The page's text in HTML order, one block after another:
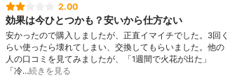
2.00
効果は今ひとつかも？安いから仕方ない
安かったので購入しましたが、正直イマイチでした。3回く
らい使ったら壊れてしまい、交換してもらいました。他の
人の口コミを見てみましたが、「1週間で火花が出た」
「冷…続きを見る